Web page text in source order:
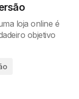
loja online é
objetivo